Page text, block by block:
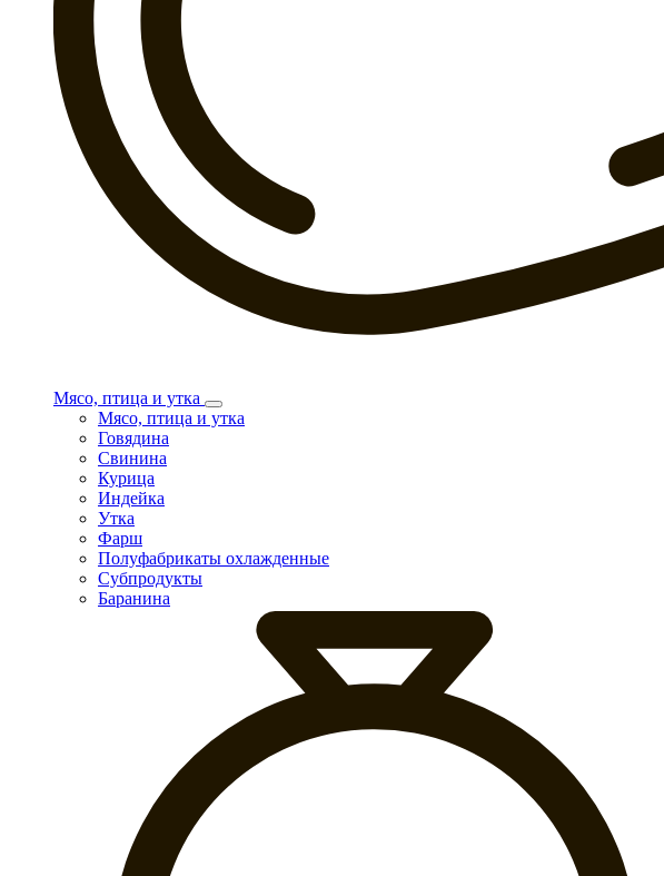
Мясо, птица и утка
Мясо, птица и утка
Говядина
Свинина
Курица
Индейка
Утка
Фарш
Полуфабрикаты охлажденные
Субпродукты
Баранина